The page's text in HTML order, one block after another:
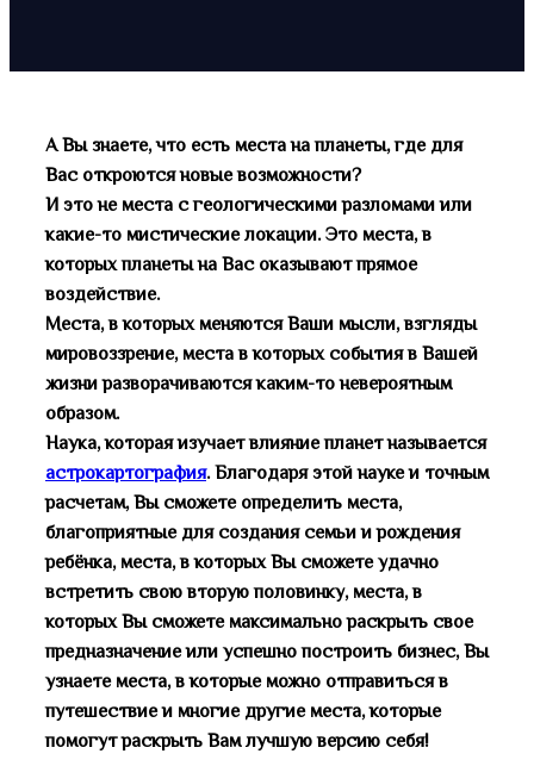
А Вы знаете, что есть места на планеты, где для
Вас откроются новые возможности?
И это не места с геологическими разломами или
какие-то мистические локации. Это места, в
которых планеты на Вас оказывают прямое
воздействие.
Места, в которых меняются Ваши мысли, взгляды
мировоззрение, места в которых события в Вашей
жизни разворачиваются каким-то невероятным
образом.
Наука, которая изучает влияние планет называется
астрокартография.Благодаря этой науке и точным
расчетам, Вы сможете определить места,
благоприятные для создания семьи и рождения
ребёнка, места, в которых Вы сможете удачно
встретить свою вторую половинку, места, в
которых Вы сможете максимально раскрыть свое
предназначение или успешно построить бизнес, Вы
узнаете места, в которые можно отправиться в
путешествие и многие другие места, которые
помогут раскрыть Вам лучшую версию себя!